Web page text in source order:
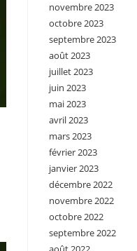
novembre 2023
octobre 2023
septembre 2023
août 2023
juillet 2023
juin 2023
mai 2023
avril 2023
mars 2023
février 2023
janvier 2023
décembre 2022
novembre 2022
octobre 2022
septembre 2022